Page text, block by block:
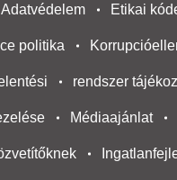
Adatvédelem Etikai
politika
rendszer
Médiaajánlat